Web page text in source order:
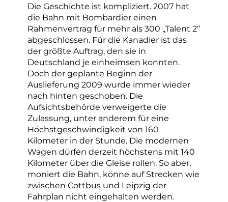
Die Geschichte ist kompliziert. 2007 hat
die Bahn mit Bombardier einen
Rahmenvertrag für mehr als 300 „Talent 2“
abgeschlossen. Für die Kanadier ist das
der größte Auftrag, den sie in
Deutschland je einheimsen konnten.
Doch der geplante Beginn der
Auslieferung 2009 wurde immer wieder
nach hinten geschoben. Die
Aufsichtsbehörde verweigerte die
Zulassung, unter anderem für eine
Höchstgeschwindigkeit von 160
Kilometer in der Stunde. Die modernen
Wagen dürfen derzeit höchstens mit 140
Kilometer über die Gleise rollen. So aber,
moniert die Bahn, könne auf Strecken wie
zwischen Cottbus und Leipzig der
Fahrplan nicht eingehalten werden.